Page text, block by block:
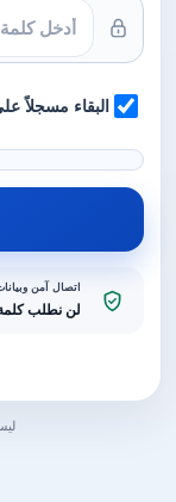
البقاء مسجلاً
اتصال آمن
لن نطلب